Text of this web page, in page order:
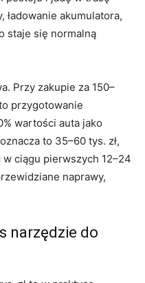
ładowanie akumulatora,
staje się normalną
Przy zakupie za 150–
przygotowanie
wartości auta jako
to 35–60 tys. zł,
ciągu pierwszych 12–24
naprawy,
narzędzie do